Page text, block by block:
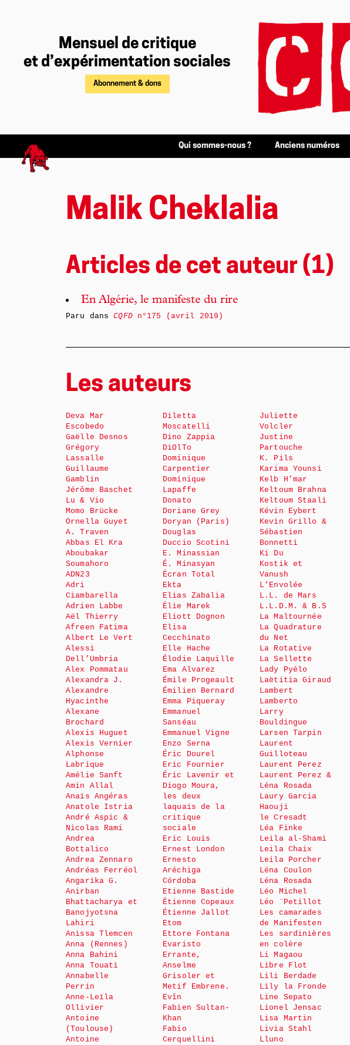
Mensuel de critique
et d’expérimentation sociales
Abonnement & dons
Qui sommes-nous ? Anciens numéros
Malik Cheklalia
Articles de cet auteur (1)
En Algérie, le manifeste du rire
Paru dansCQFDn°175 (avril 2019)
Les auteurs
Deva Mar
Escobedo
Gaëlle Desnos
Grégory
Lassalle
Guillaume
Gamblin
Jérôme Baschet
Lu & Vio
Momo Brücke
Ornella Guyet
A. Traven
Abbas El Kra
Aboubakar
Soumahoro
ADN23
Adri
Ciambarella
Adrien Labbe
Aël Thierry
Afreen Fatima
Albert Le Vert
Alessi
Dell’Umbria
Alex Pommatau
Alexandra J.
Alexandre
Hyacinthe
Alexane
Brochard
Alexis Huguet
Alexis Vernier
Alphonse
Labrique
Amélie Sanft
Amin Allal
Anaïs Angéras
Anatole Istria
André Aspic &
Nicolas Rami
Andrea
Bottalico
Andrea Zennaro
Andréas Ferréol
Angarika G.
Anirban
Bhattacharya et
Banojyotsna
Lahiri
Anissa Tlemcen
Anna (Rennes)
Anna Bahini
Anna Touati
Annabelle
Perrin
Anne-Leïla
Ollivier
Antoine
(Toulouse)
Antoine
Diletta
Moscatelli
Dino Zappia
DiOlTo
Dominique
Carpentier
Dominique
Lapaffe
Donato
Doriane Grey
Doryan (Paris)
Douglas
Duccio Scotini
E. Minassian
É. Minasyan
Écran Total
Ekta
Elias Zabalia
Élie Marek
Eliott Dognon
Elisa
Cecchinato
Elle Hache
Élodie Laquille
Ema Alvarez
Émile Progeault
Émilien Bernard
Emma Piqueray
Emmanuel
Sanséau
Emmanuel Vigne
Enzo Serna
Éric Dourel
Eric Fournier
Éric Lavenir et
Diogo Moura,
les deux
laquais de la
critique
sociale
Eric Louis
Ernest London
Ernesto
Aréchiga
Córdoba
Etienne Bastide
Étienne Copeaux
Étienne Jallot
Etom
Ettore Fontana
Evaristo
Errante,
Anselme
Grisoler et
Metif Embrene.
Evîn
Fabien Sultan-
Khan
Fabio
Cerquellini
Juliette
Volcler
Justine
Partouche
K. Pils
Karima Younsi
Kelb H’mar
Keltoum Brahna
Keltoum Staali
Kévin Eybert
Kevin Grillo &
Sébastien
Bonnetti
Ki Du
Kostik et
Vanush
L’Envolée
L.L. de Mars
L.L.D.M. & B.S
La Maltournée
La Quadrature
du Net
La Rotative
La Sellette
Lady Pyélo
Laëtitia Giraud
Lambert
Lamberto
Larry
Bouldingue
Larsen Tarpin
Laurent
Guilloteau
Laurent Perez
Laurent Perez &
Léna Rosada
Laury Garcia
Haouji
le Cresadt
Léa Finke
Leila al-Shami
Leila Chaix
Leila Porcher
Léna Coulon
Léna Rosada
Léo Michel
Léo ¨Petillot
Les camarades
de Manifesten
Les sardinières
en colère
Li Magaou
Libre Flot
Lili Berdade
Lily la Fronde
Line Sepato
Lionel Jensac
Lisa Martin
Livia Stahl
Lluno